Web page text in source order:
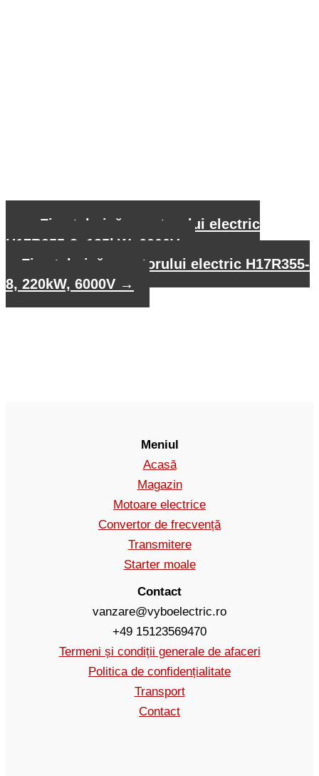
Fișa tehnică a motorului electric
H17R355-8, 185kW, 6000V
Fișa tehnică a motorului electric H17R355-
8, 220kW, 6000V →
Meniul
Acasă
Magazin
Motoare electrice
Convertor de frecvență
Transmitere
Starter moale
Contact
vanzare@vyboelectric.ro
+49 15123569470
Termeni și condiții generale de afaceri
Politica de confidențialitate
Transport
Contact